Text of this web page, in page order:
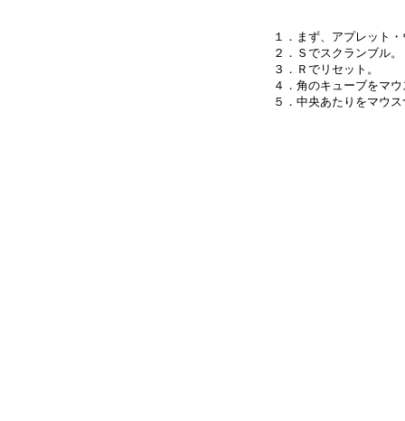
１．まず、アプレット
２．Ｓでスクランブル。
３．Ｒでリセット。
４．角のキューブをマ